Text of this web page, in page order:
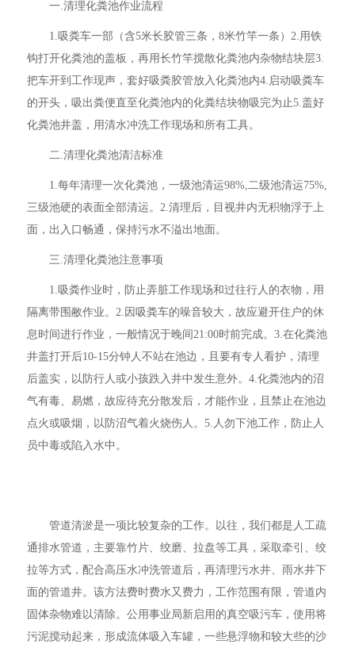
一.清理化粪池作业流程
1.吸粪车一部（含5米长胶管三条，8米竹竿一条）2.用铁
钩打开化粪池的盖板，再用长竹竿搅散化粪池内杂物结块层3.
把车开到工作现声，套好吸粪胶管放入化粪池内4.启动吸粪车
的开头，吸出粪便直至化粪池内的化粪结块物吸完为止5.盖好
化粪池井盖，用清水冲洗工作现场和所有工具。
二.清理化粪池清洁标准
1.每年清理一次化粪池，一级池清运98%,二级池清运75%,
三级池硬的表面全部清运。2.清理后，目视井内无积物浮于上
面，出入口畅通，保持污水不溢出地面。
三.清理化粪池注意事项
1.吸粪作业时，防止弄脏工作现场和过往行人的衣物，用
隔离带围敝作业。2.因吸粪车的噪音较大，故应避开住户的休
息时间进行作业，一般情况于晚间21:00时前完成。3.在化粪池
井盖打开后10-15分钟人不站在池边，且要有专人看护，清理
后盖实，以防行人或小孩跌入井中发生意外。4.化粪池内的沼
气有毒、易燃，故应待充分散发后，才能作业，且禁止在池边
点火或吸烟，以防沼气着火烧伤人。5.人勿下池工作，防止人
员中毒或陷入水中。
管道清淤是一项比较复杂的工作。以往，我们都是人工疏
通排水管道，主要靠竹片、绞磨、拉盘等工具，采取牵引、绞
拉等方式，配合高压水冲洗管道后，再清理污水井、雨水井下
面的管道井。该方法费时费水又费力，工作范围有限，管道内
固体杂物难以清除。公用事业局新启用的真空吸污车，使用将
污泥搅动起来，形成流体吸入车罐，一些悬浮物和较大些的沙